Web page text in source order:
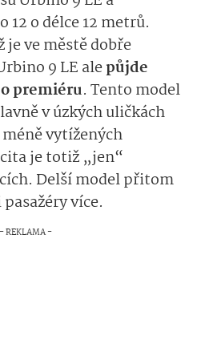
12 o délce 12 metrů.
je ve městě dobře
9 LE alepůjde
premiéru. Tento model
v úzkých uličkách
vytížených
je totiž „jen“
Delší model přitom
více.